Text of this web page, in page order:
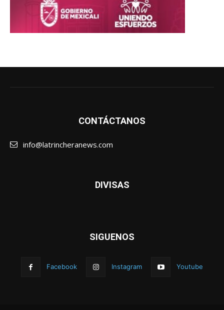
CONTÁCTANOS
info@latrincheranews.com
DIVISAS
SIGUENOS
Facebook Instagram Youtube